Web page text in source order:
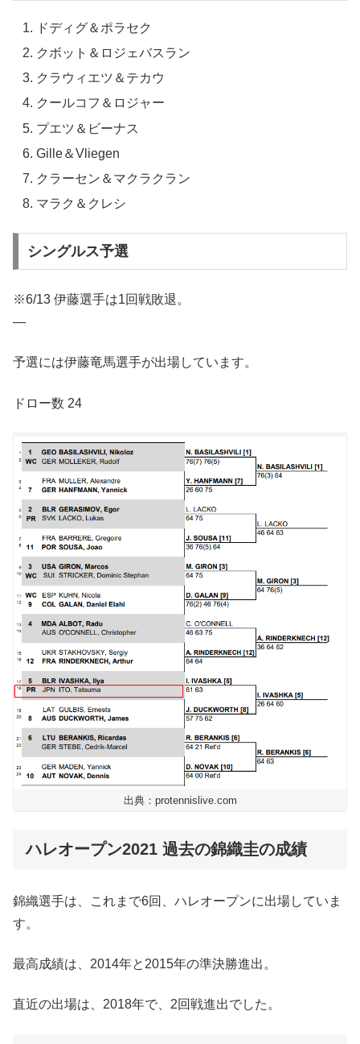
ドディグ＆ポラセク
クボット＆ロジェバスラン
クラウィエツ＆テカウ
クールコフ＆ロジャー
プエツ＆ビーナス
Gille＆Vliegen
クラーセン＆マクラクラン
マラク＆クレシ
シングルス予選
※6/13 伊藤選手は1回戦敗退。
—
予選には伊藤竜馬選手が出場しています。
ドロー数 24
出典：protennislive.com
ハレオープン2021 過去の錦織圭の成績
錦織選手は、これまで6回、ハレオープンに出場していま
す。
最高成績は、2014年と2015年の準決勝進出。
直近の出場は、2018年で、2回戦進出でした。